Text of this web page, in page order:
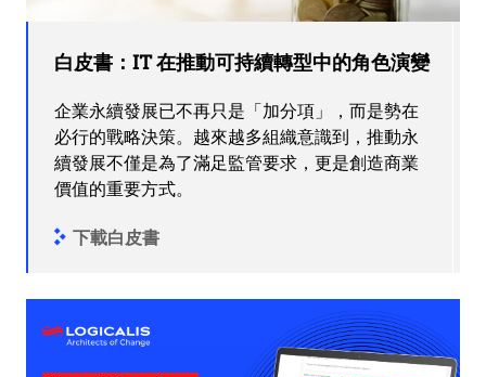
白皮書：IT 在推動可持續轉型中的角色演變
企業永續發展已不再只是「加分項」，而是勢在
必行的戰略決策。越來越多組織意識到，推動永
續發展不僅是為了滿足監管要求，更是創造商業
價值的重要方式。
下載白皮書